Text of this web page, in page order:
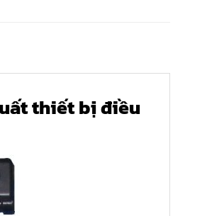
thiết bị điều